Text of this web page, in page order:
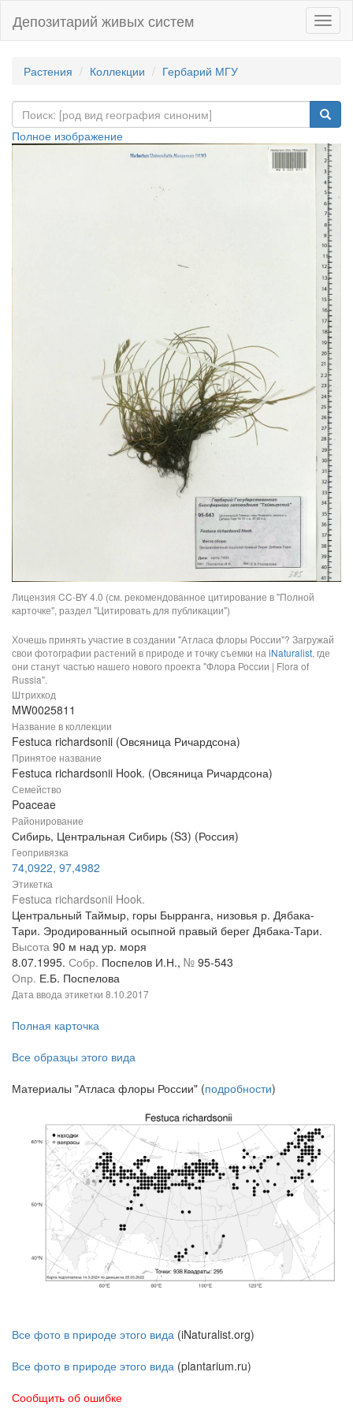
Депозитарий живых систем
Растения Коллекции Гербарий МГУ
Полное изображение
Лицензия CC-BY 4.0 (см. рекомендованное цитирование в "Полной
карточке", раздел "Цитировать для публикации")
Хочешь принять участие в создании "Атласа флоры России"? Загружай
свои фотографии растений в природе и точку съемки на iNaturalist, где
они станут частью нашего нового проекта "Флора России | Flora of
Russia".
Штрихкод
MW0025811
Название в коллекции
Festuca richardsonii (Овсяница Ричардсона)
Принятое название
Festuca richardsonii Hook. (Овсяница Ричардсона)
Семейство
Poaceae
Районирование
Сибирь, Центральная Сибирь (S3) (Россия)
Геопривязка
74,0922, 97,4982
Этикетка
Festuca richardsonii Hook.
Центральный Таймыр, горы Бырранга, низовья р. Дябака-
Тари. Эродированный осыпной правый берег Дябака-Тари.
Высота 90 м над ур. моря
8.07.1995. Собр. Поспелов И.Н., № 95-543
Опр. Е.Б. Поспелова
Дата ввода этикетки 8.10.2017
Полная карточка
Все образцы этого вида
Материалы "Атласа флоры России" (подробности)
Все фото в природе этого вида (iNaturalist.org)
Все фото в природе этого вида (plantarium.ru)
Сообщить об ошибке